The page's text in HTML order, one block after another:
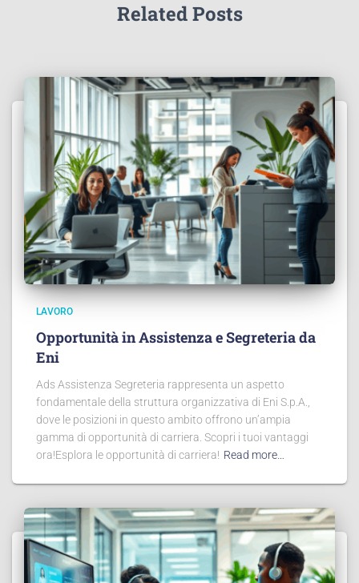
Related Posts
LAVORO
Opportunità in Assistenza e Segreteria da
Eni
Ads Assistenza Segreteria rappresenta un aspetto
fondamentale della struttura organizzativa di Eni S.p.A.,
dove le posizioni in questo ambito offrono un’ampia
gamma di opportunità di carriera. Scopri i tuoi vantaggi
ora!Esplora le opportunità di carriera! Read more…